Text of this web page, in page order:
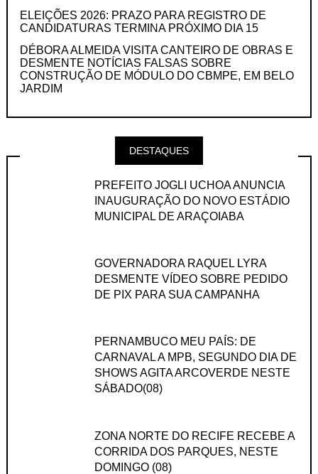
ELEIÇÕES 2026: PRAZO PARA REGISTRO DE
CANDIDATURAS TERMINA PRÓXIMO DIA 15
DÉBORA ALMEIDA VISITA CANTEIRO DE OBRAS E
DESMENTE NOTÍCIAS FALSAS SOBRE
CONSTRUÇÃO DE MÓDULO DO CBMPE, EM BELO
JARDIM
DESTAQUES
PREFEITO JOGLI UCHOA ANUNCIA
INAUGURAÇÃO DO NOVO ESTÁDIO
MUNICIPAL DE ARAÇOIABA
GOVERNADORA RAQUEL LYRA
DESMENTE VÍDEO SOBRE PEDIDO
DE PIX PARA SUA CAMPANHA
PERNAMBUCO MEU PAÍS: DE
CARNAVAL A MPB, SEGUNDO DIA DE
SHOWS AGITA ARCOVERDE NESTE
SÁBADO(08)
ZONA NORTE DO RECIFE RECEBE A
CORRIDA DOS PARQUES, NESTE
DOMINGO (08)